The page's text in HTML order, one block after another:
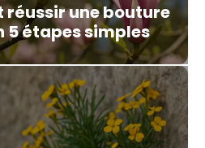
une bouture
5 étapes simples